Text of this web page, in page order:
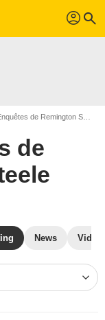
profil search
de Remington Steele
de
News